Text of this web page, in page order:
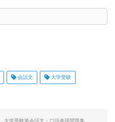
会話文 大学受験
大学受験英会話文・口語表現問題集